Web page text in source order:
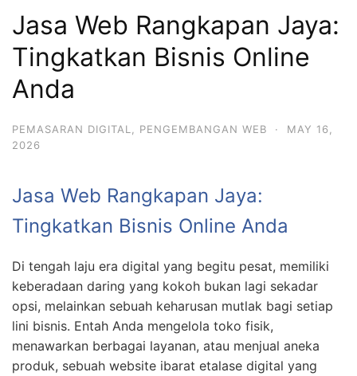
Jasa Web Rangkapan Jaya:
Tingkatkan Bisnis Online
Anda
PEMASARAN DIGITAL PENGEMBANGAN WEB ·
MAY 16,
2026
Jasa Web Rangkapan Jaya:
Tingkatkan Bisnis Online Anda
Di tengah laju era digital yang begitu pesat, memiliki
keberadaan daring yang kokoh bukan lagi sekadar
opsi, melainkan sebuah keharusan mutlak bagi setiap
lini bisnis. Entah Anda mengelola toko fisik,
menawarkan berbagai layanan, atau menjual aneka
produk, sebuah website ibarat etalase digital yang